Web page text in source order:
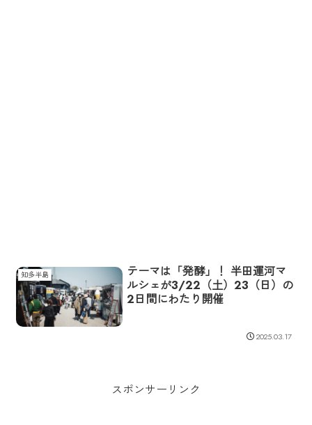
知多半島
テーマは「発酵」！ 半田運河マ
ルシェが3/22（土）23（日）の
2日間にわたり開催
2025.03.17
スポンサーリンク